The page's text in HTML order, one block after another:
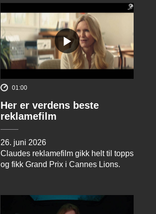
01:00
Her er verdens beste
reklamefilm
26. juni 2026
Claudes reklamefilm gikk helt til topps
og fikk Grand Prix i Cannes Lions.